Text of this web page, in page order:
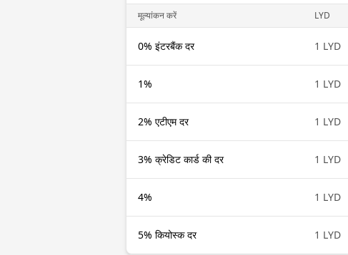
मूल्यांकन करें LYD
0% इंटरबैंक दर 1 LYD
1% 1 LYD
2% एटीएम दर 1 LYD
3% क्रेडिट कार्ड की दर 1 LYD
4% 1 LYD
5% कियोस्क दर 1 LYD